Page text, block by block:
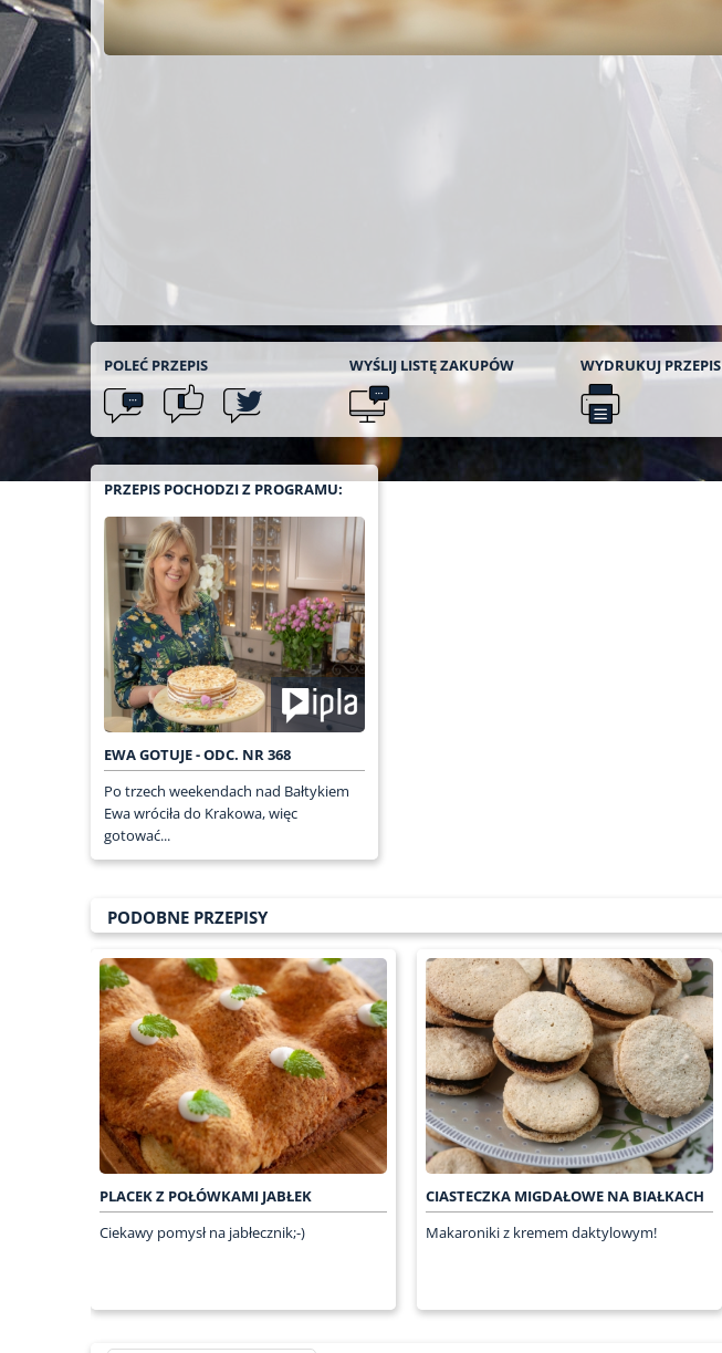
POLEĆ PRZEPIS WYŚLIJ LISTĘZAKUPÓW WYDRUKUJPRZEPIS
PRZEPIS POCHODZI Z PROGRAMU:
EWA GOTUJE - ODC. NR 368
Po trzech weekendach nad Bałtykiem
Ewa wróciła do Krakowa, więc
gotować...
PODOBNE PRZEPISY
PLACEK Z POŁÓWKAMI JABŁEK
Ciekawy pomysł na jabłecznik;-)
CIASTECZKA MIGDAŁOWE NA BIAŁKACH
Makaroniki z kremem daktylowym!